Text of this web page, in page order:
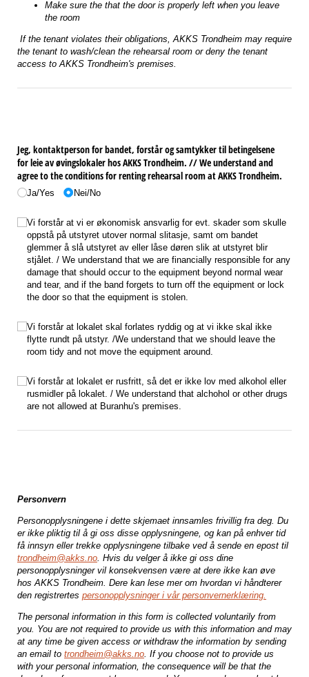
Make sure the that the door is properly left when you leave
the room
If the tenant violates their obligations, AKKS Trondheim may require
the tenant to wash/clean the rehearsal room or deny the tenant
access to AKKS Trondheim's premises.
Jeg, kontaktperson for bandet, forstår og samtykker til betingelsene
for leie av øvingslokaler hos AKKS Trondheim. /​/​ We understand and
agree to the conditions for renting rehearsal room at AKKS Trondheim.
Ja/​Yes Nei/​No
Økonomisk ansvar*
(nødvendig)
Vi forstår at vi er økonomisk ansvarlig for evt. skader som skulle
oppstå på utstyret utover normal slitasje, samt om bandet
glemmer å slå utstyret av eller låse døren slik at utstyret blir
stjålet. /​ We understand that we are financially responsible for any
damage that should occur to the equipment beyond normal wear
and tear, and if the band forgets to turn off the equipment or lock
the door so that the equipment is stolen.
Ryddighet*
(nødvendig)
Vi forstår at lokalet skal forlates ryddig og at vi ikke skal ikke
flytte rundt på utstyr. /​We understand that we should leave the
room tidy and not move the equipment around.
Rusmidler*
(nødvendig)
Vi forstår at lokalet er rusfritt, så det er ikke lov med alkohol eller
rusmidler på lokalet. /​ We understand that alchohol or other drugs
are not allowed at Buranhu's premises.
Personvern
Personopplysningene i dette skjemaet innsamles frivillig fra deg. Du
er ikke pliktig til å gi oss disse opplysningene, og kan på enhver tid
få innsyn eller trekke opplysningene tilbake ved å sende en epost til
trondheim@akks.no. Hvis du velger å ikke gi oss dine
personopplysninger vil konsekvensen være at dere ikke kan øve
hos AKKS Trondheim. Dere kan lese mer om hvordan vi håndterer
den registrertes personopplysninger i vår personvernerklæring.
The personal information in this form is collected voluntarily from
you. You are not required to provide us with this information and may
at any time be given access or withdraw the information by sending
an email to trondheim@akks.no. If you choose not to provide us
with your personal information, the consequence will be that the